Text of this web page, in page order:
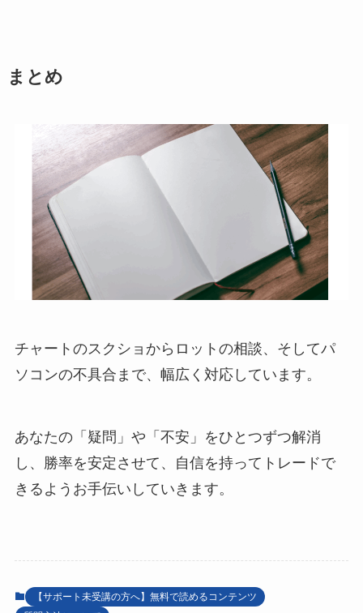
まとめ
チャートのスクショからロットの相談、そしてパ
ソコンの不具合まで、幅広く対応しています。
あなたの「疑問」や「不安」をひとつずつ解消
し、勝率を安定させて、自信を持ってトレードで
きるようお手伝いしていきます。
【サポート未受講の方へ】無料で読めるコンテンツ